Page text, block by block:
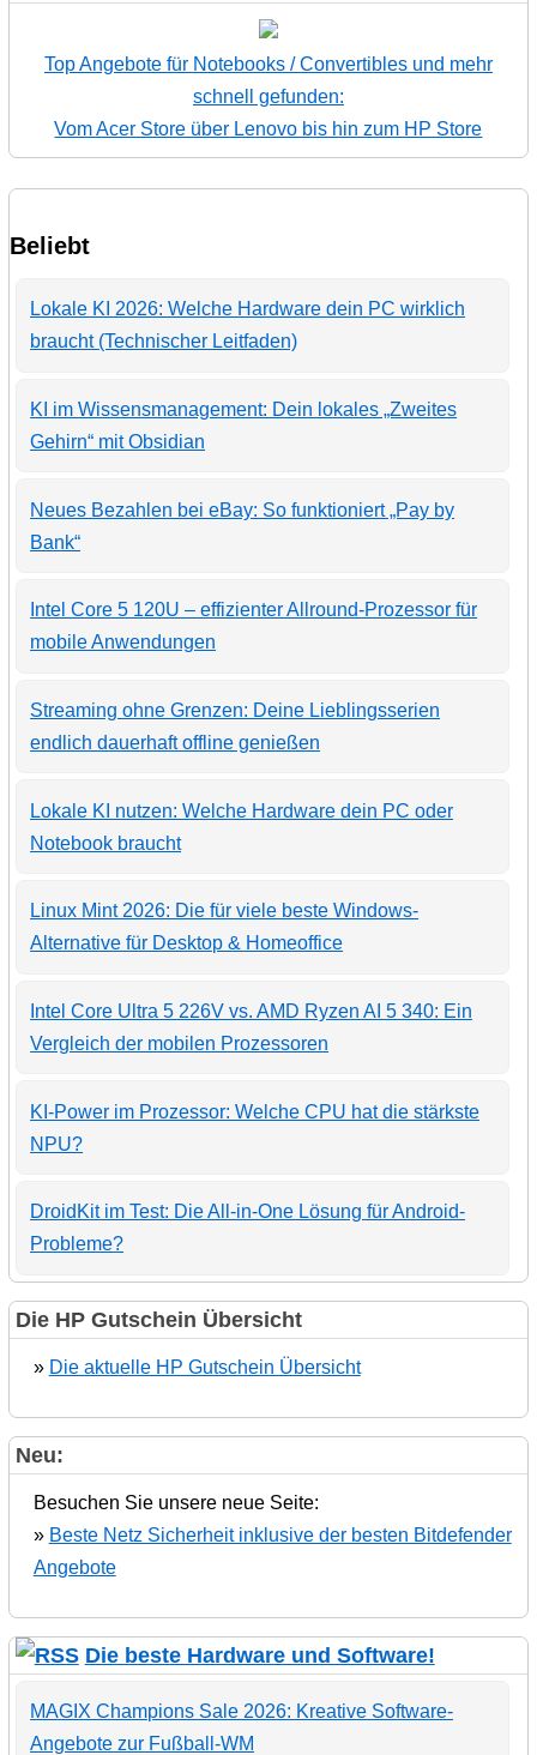
Top Angebote für Notebooks / Convertibles und mehr
schnell gefunden:
Vom Acer Store über Lenovo bis hin zum HP Store
Beliebt
Lokale KI 2026: Welche Hardware dein PC wirklich
braucht (Technischer Leitfaden)
KI im Wissensmanagement: Dein lokales „Zweites
Gehirn“ mit Obsidian
Neues Bezahlen bei eBay: So funktioniert „Pay by
Bank“
Intel Core 5 120U – effizienter Allround-Prozessor für
mobile Anwendungen
Streaming ohne Grenzen: Deine Lieblingsserien
endlich dauerhaft offline genießen
Lokale KI nutzen: Welche Hardware dein PC oder
Notebook braucht
Linux Mint 2026: Die für viele beste Windows-
Alternative für Desktop & Homeoffice
Intel Core Ultra 5 226V vs. AMD Ryzen AI 5 340: Ein
Vergleich der mobilen Prozessoren
KI-Power im Prozessor: Welche CPU hat die stärkste
NPU?
DroidKit im Test: Die All-in-One Lösung für Android-
Probleme?
Die HP Gutschein Übersicht
» Die aktuelle HP Gutschein Übersicht
Neu:
Besuchen Sie unsere neue Seite:
» Beste Netz Sicherheit inklusive der besten Bitdefender
Angebote
Die beste Hardware und Software!
MAGIX Champions Sale 2026: Kreative Software-
Angebote zur Fußball-WM